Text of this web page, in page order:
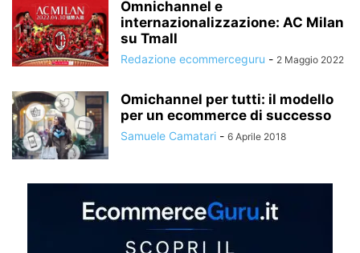
Omnichannel e
internazionalizzazione: AC Milan
su Tmall
Redazione ecommerceguru - 2 Maggio 2022
Omichannel per tutti: il modello
per un ecommerce di successo
Samuele Camatari - 6 Aprile 2018